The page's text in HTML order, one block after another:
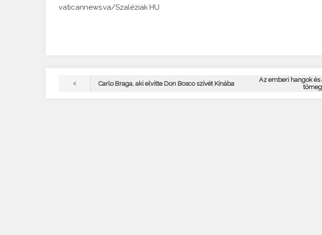
vaticannews.va/Szaléziak.HU
< Carlo Braga, aki elvitte Don Bosco szívét Kínába
Az emberi hangok